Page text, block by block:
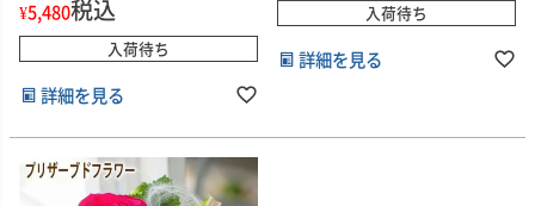
¥5,480税込
入荷待ち
詳細を見る
入荷待ち
詳細を見る